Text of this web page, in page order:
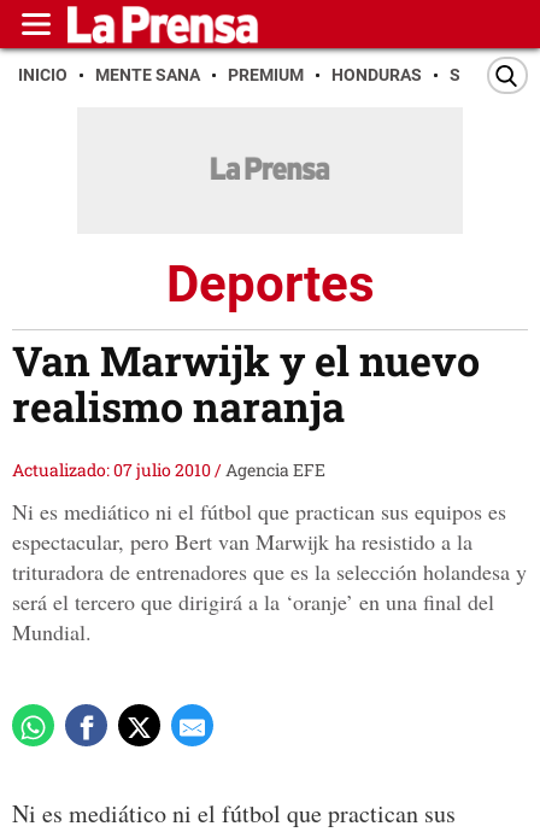
INICIO MENTE SANA PREMIUM HONDURAS SAN PEDRO
Deportes
Van Marwijk y el nuevo
realismo naranja
Actualizado: 07 julio 2010/Agencia EFE
Ni es mediático ni el fútbol que practican sus equipos es
espectacular, pero Bert van Marwijk ha resistido a la
trituradora de entrenadores que es la selección holandesa y
será el tercero que dirigirá a la ‘oranje’ en una final del
Mundial.
Ni es mediático ni el fútbol que practican sus